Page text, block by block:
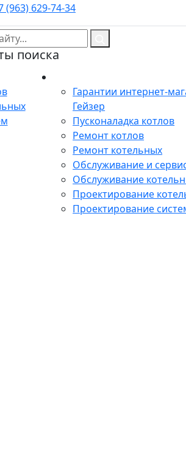
(963) 629-74-34
поиска
Гарантии интернет-
Гейзер
Пусконаладка котлов
Ремонт котлов
Ремонт котельных
Обслуживание и
Обслуживание
Проектирование
Проектирование